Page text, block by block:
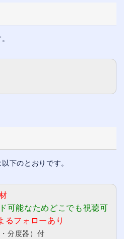
下のとおりです。
可能なためどこでも視聴可
るフォローあり
・分度器）付